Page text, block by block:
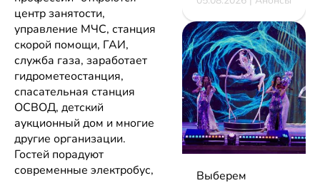
центр занятости,
управление МЧС, станция
скорой помощи, ГАИ,
служба газа, заработает
гидрометеостанция,
спасательная станция
ОСВОД, детский
аукционный дом и многие
другие организации.
Гостей порадуют
современные электробус,
Выберем